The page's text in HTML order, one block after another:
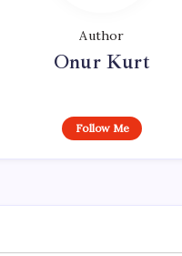
Author
Onur Kurt
Follow Me